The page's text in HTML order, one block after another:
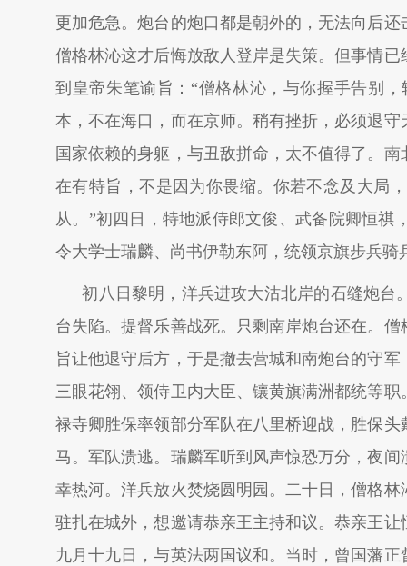
更加危急。炮台的炮口都是朝外的，无法向后
僧格林沁这才后悔放敌人登岸是失策。但事情
到皇帝朱笔谕旨：“僧格林沁，与你握手告别
本，不在海口，而在京师。稍有挫折，必须退
国家依赖的身躯，与丑敌拼命，太不值得了。
在有特旨，不是因为你畏缩。你若不念及大局
从。”初四日，特地派侍郎文俊、武备院卿恒
令大学士瑞麟、尚书伊勒东阿，统领京旗步兵骑
初八日黎明，洋兵进攻大沽北岸的石缝炮台
台失陷。提督乐善战死。只剩南岸炮台还在。
旨让他退守后方，于是撤去营城和南炮台的守
三眼花翎、领侍卫内大臣、镶黄旗满洲都统等
禄寺卿胜保率领部分军队在八里桥迎战，胜保
马。军队溃逃。瑞麟军听到风声惊恐万分，夜
幸热河。洋兵放火焚烧圆明园。二十日，僧格
驻扎在城外，想邀请恭亲王主持和议。恭亲王
九月十九日，与英法两国议和。当时，曾国藩